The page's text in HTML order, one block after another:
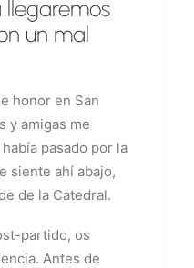
llegaremos
un mal
honor en San
y amigas me
pasado por la
siente ahí abajo,
de la Catedral.
partido, os
Antes de